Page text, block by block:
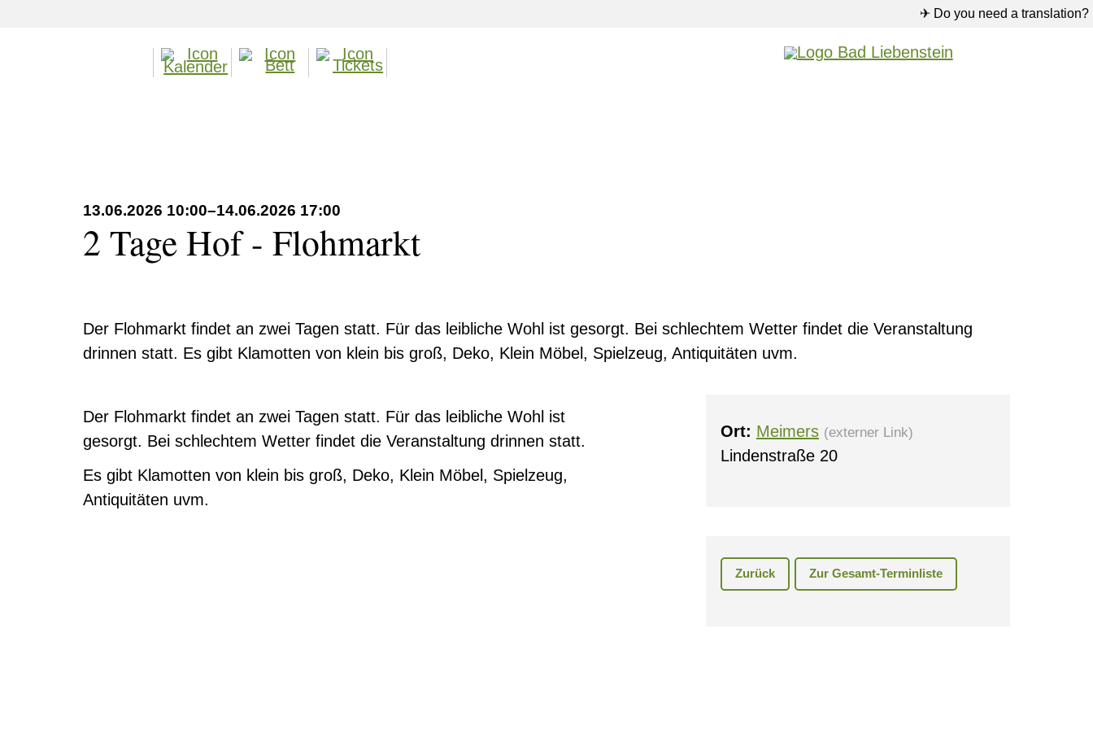
✈ Do you need a translation?
13.06.2026 10:00–14.06.2026 17:00
2 Tage Hof - Flohmarkt
Der Flohmarkt findet an zwei Tagen statt. Für das leibliche Wohl ist gesorgt. Bei schlechtem Wetter findet die Veranstaltung
drinnen statt. Es gibt Klamotten von klein bis groß, Deko, Klein Möbel, Spielzeug, Antiquitäten uvm.
Der Flohmarkt findet an zwei Tagen statt. Für das leibliche Wohl ist
gesorgt. Bei schlechtem Wetter findet die Veranstaltung drinnen statt.
Es gibt Klamotten von klein bis groß, Deko, Klein Möbel, Spielzeug,
Antiquitäten uvm.
Ort: Meimers (externer Link)
Lindenstraße 20
Zurück Zur Gesamt-Terminliste